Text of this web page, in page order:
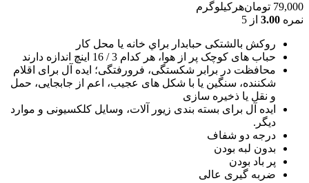
79,000 تومانهرکیلوگرم
نمره 3.00 از 5
روکش بالشتکی حبابدار براي خانه يا محل کار
حباب های کوچک پر از هوا، هر کدام 3 / 16 اينچ اندازه دارند
محافظت در برابر شکستگی، فرورفتگی؛ ايده آل برای اقلام
شکننده، سنگين يا با شکل های عجيب، اعم از جابجايی، حمل
و نقل يا ذخيره سازی
ایده آل برای بسته بندی زیور آلات، وسایل کلکسیونی و موارد
دیگر.
درجه دو شفاف
بدون لبه بودن
پر باد بودن
ضربه گیری عالی